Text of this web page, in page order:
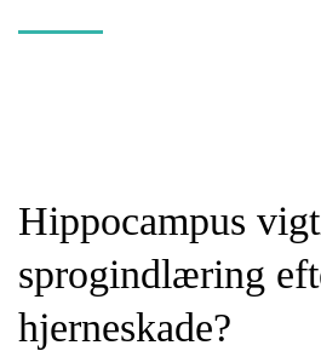
Hippocampus
sprogindlæring
hjerneskade?